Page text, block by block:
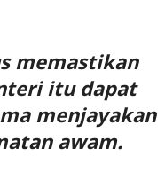
memastikan
itu dapat
menjayakan
awam.